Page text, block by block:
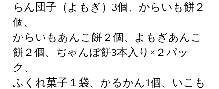
らん団子（よもぎ）3個、からいも餅２
個、
からいもあんこ餅２個、よもぎあんこ
餅２個、ぢゃんぼ餅3本入り×２パッ
ク、
ふくれ菓子１袋、かるかん1個、いこも